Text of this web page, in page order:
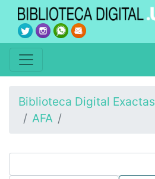
Biblioteca Digital Exactas
AFA